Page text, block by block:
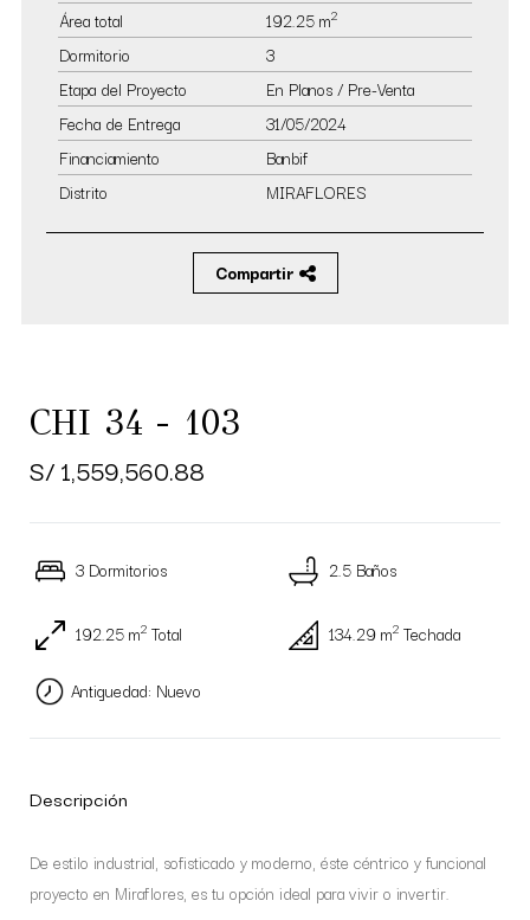
Área total
192.25 m2
Dormitorio
3
Etapa del Proyecto
En Planos / Pre-Venta
Fecha de Entrega
31/05/2024
Financiamiento
Banbif
Distrito
MIRAFLORES
Compartir
CHI 34 - 103
S/ 1,559,560.88
3 Dormitorios 2.5 Baños
192.25 m2 Total 134.29 m2 Techada
Antiguedad: Nuevo
Descripción
De estilo industrial, sofisticado y moderno, éste céntrico y funcional
proyecto en Miraflores, es tu opción ideal para vivir o invertir.